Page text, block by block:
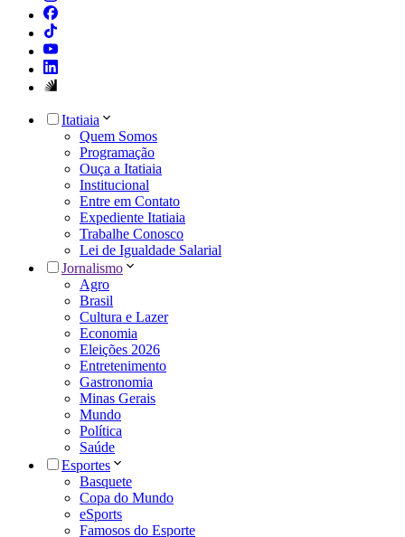
Itatiaia
Quem Somos
Programação
Ouça a Itatiaia
Institucional
Entre em Contato
Expediente Itatiaia
Trabalhe Conosco
Lei de Igualdade Salarial
Jornalismo
Agro
Brasil
Cultura e Lazer
Economia
Eleições 2026
Entretenimento
Gastronomia
Minas Gerais
Mundo
Política
Saúde
Esportes
Basquete
Copa do Mundo
eSports
Famosos do Esporte